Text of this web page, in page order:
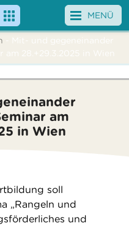
MENÜ
- Mit- und gegeneinander
am 28.+29.3.2025 in Wien
am
in Wien
soll
„Rangeln und
und